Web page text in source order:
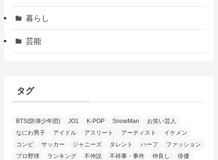
暮らし
芸能
タグ
BTS(防弾少年団) JO1 K-POP SnowMan
お笑い芸人
なにわ男子
アイドル アスリート アーティスト
イケメン
コンビ
サッカー ジャニーズ タレント ハーフ
ファッション
プロ野球
ランキング 不仲説 不祥事・事件 仲良し
俳優